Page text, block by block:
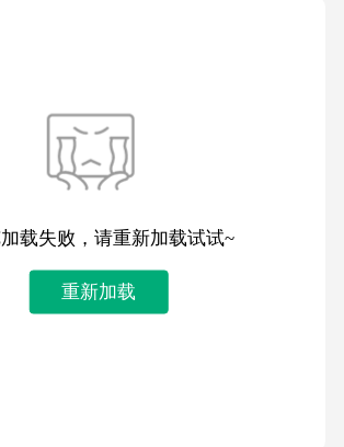
载失败，请重新加载试试~
重新加载